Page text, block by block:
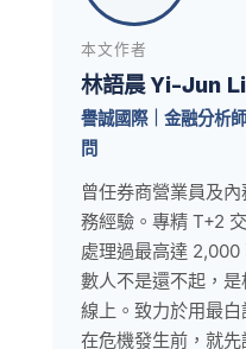
本文作者
林語晨 Yi-Jun
譽誠國際｜金融分析
問
曾任券商營業員及
務經驗。專精 T+2
處理過最高達 2,000
數人不是還不起，
線上。致力於用最
在危機發生前，就先